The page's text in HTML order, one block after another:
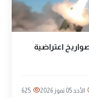
اعتراضية
الأحد 05 تموز 2026 625